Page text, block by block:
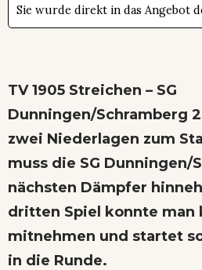
Sie wurde direkt in das Angebot
TV 1905 Streichen – SG
Dunningen/Schramberg
zwei Niederlagen zum
muss die SG Dunningen/
nächsten Dämpfer
dritten Spiel konnte man
mitnehmen und startet
in die Runde.